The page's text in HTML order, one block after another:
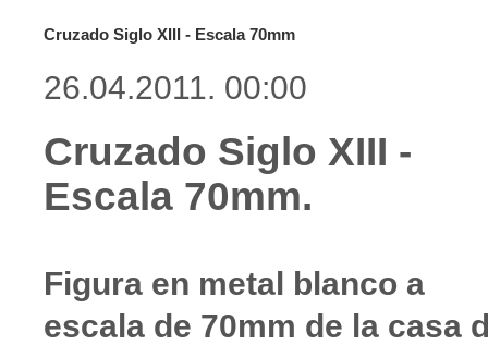
Cruzado Siglo XIII - Escala 70mm
26.04.2011. 00:00
Cruzado Siglo XIII -
Escala 70mm.
Figura en metal blanco a
escala de 70mm de la casa